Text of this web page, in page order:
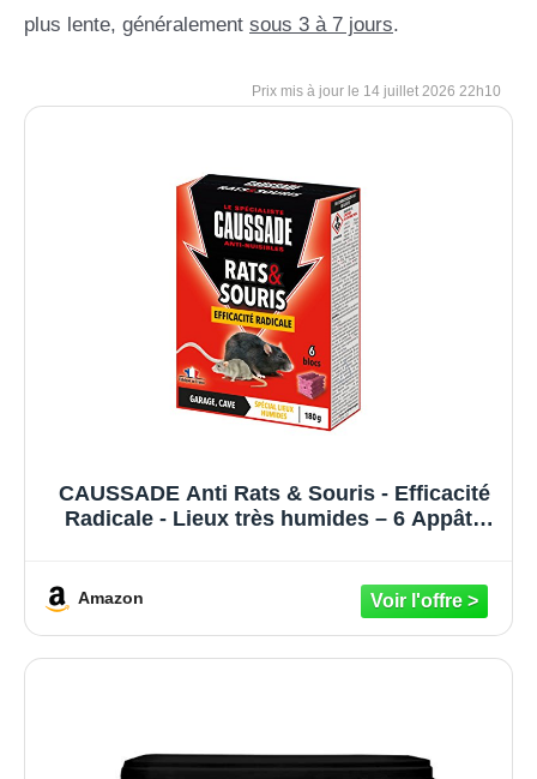
plus lente, généralement sous 3 à 7 jours.
14 juillet 2026 22h10
CAUSSADE Anti Rats & Souris - Efficacité
Radicale - Lieux très humides – 6 Appâts
Amazon